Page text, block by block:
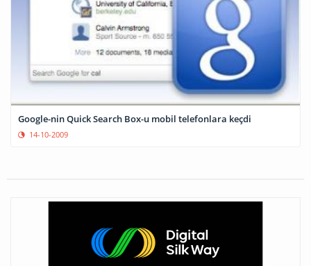
Google-nin Quick Search Box-u mobil telefonlara keçdi
14-10-2009